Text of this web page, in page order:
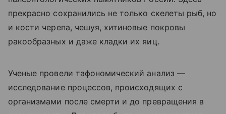
прекрасно сохранились не только скелеты рыб, но
и кости черепа, чешуя, хитиновые покровы
ракообразных и даже кладки их яиц.
Ученые провели тафономический анализ —
исследование процессов, происходящих с
организмами после смерти и до превращения в